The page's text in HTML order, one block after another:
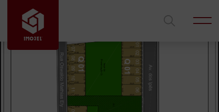
Ficou interessado?
Entre em contato com um de nossos corretores
para mais informações.